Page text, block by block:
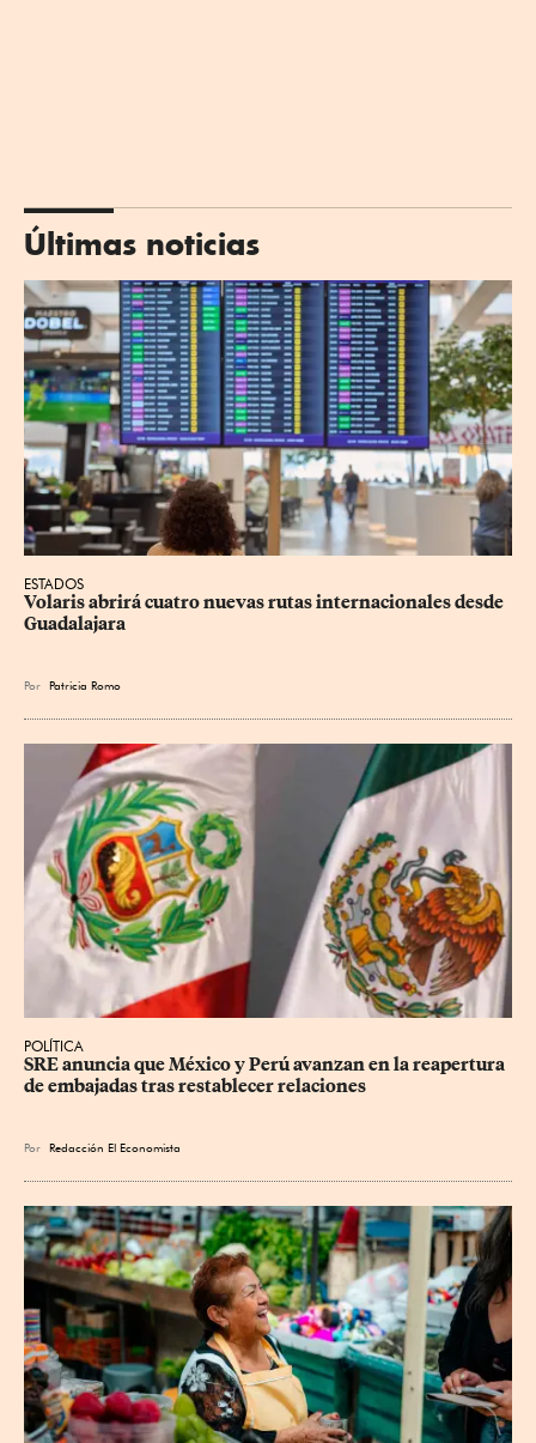
Últimas noticias
ESTADOS
Volaris abrirá cuatro nuevas rutas internacionales desde
Guadalajara
Por Patricia Romo
POLÍTICA
SRE anuncia que México y Perú avanzan en la reapertura
de embajadas tras restablecer relaciones
Por Redacción El Economista